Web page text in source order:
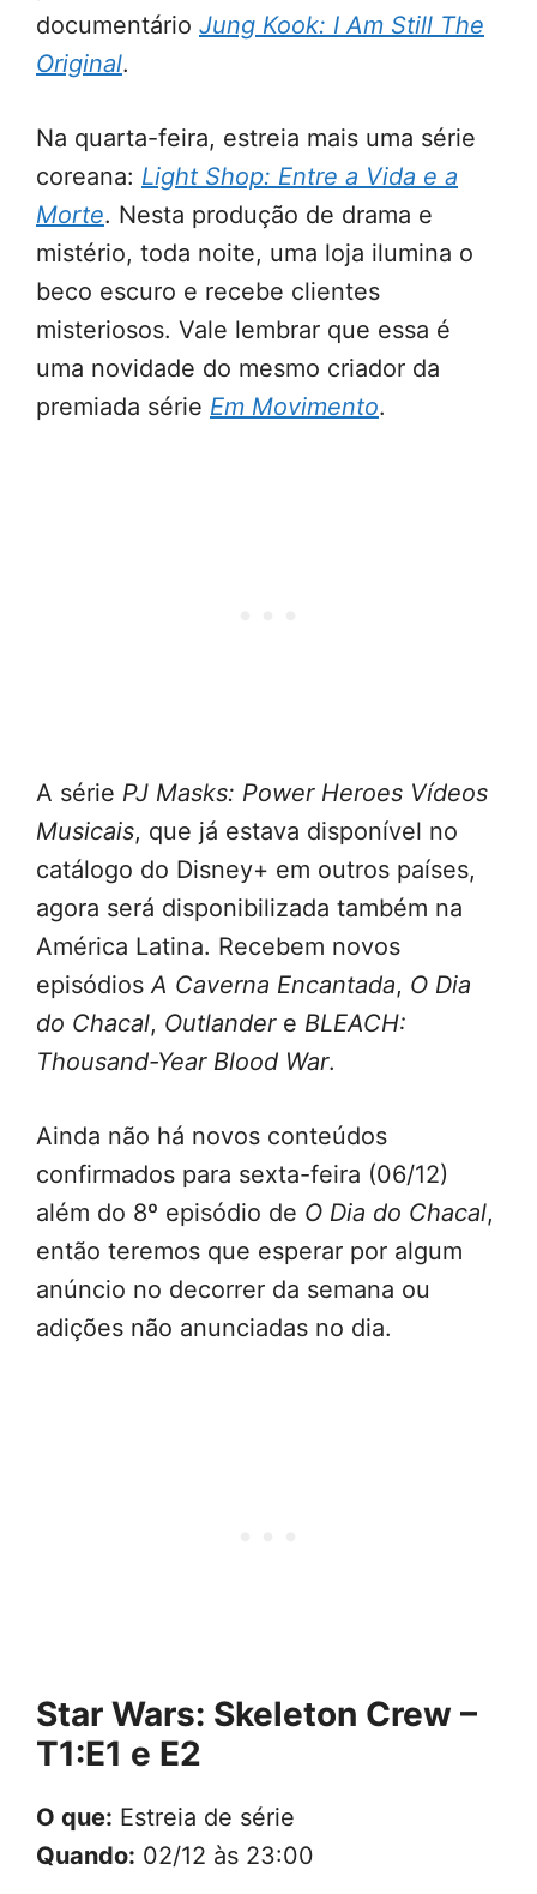
documentário Jung Kook: I Am Still The
Original.
Na quarta-feira, estreia mais uma série
coreana: Light Shop: Entre a Vida e a
Morte. Nesta produção de drama e
mistério, toda noite, uma loja ilumina o
beco escuro e recebe clientes
misteriosos. Vale lembrar que essa é
uma novidade do mesmo criador da
premiada série Em Movimento.
A série PJ Masks: Power Heroes Vídeos
Musicais, que já estava disponível no
catálogo do Disney+ em outros países,
agora será disponibilizada também na
América Latina. Recebem novos
episódiosA Caverna Encantada, O Dia
do Chacal, Outlandere BLEACH:
Thousand-Year Blood War.
Ainda não há novos conteúdos
confirmados para sexta-feira (06/12)
além do 8º episódio de O Dia do Chacal,
então teremos que esperar por algum
anúncio no decorrer da semana ou
adições não anunciadas no dia.
Star Wars: Skeleton Crew –
T1:E1 e E2
O que: Estreia de série
Quando: 02/12 às 23:00